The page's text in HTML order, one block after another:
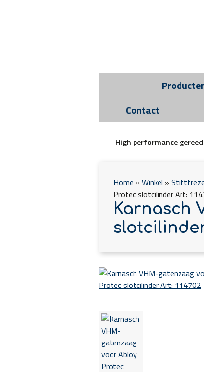
Contact
High performance
Home » Winkel »
Protec slotcilinder Art:
Karnasch
slotcilinder